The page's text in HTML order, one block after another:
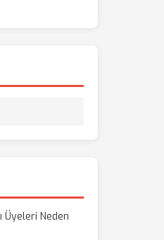
Üyeleri Neden